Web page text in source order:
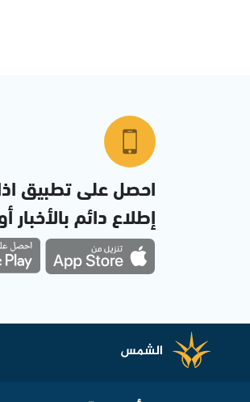
احصل على تطبيق
إطلاع دائم بالأخبار